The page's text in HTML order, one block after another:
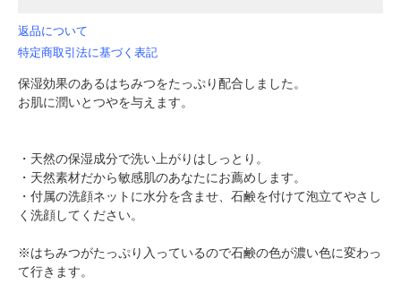
返品について
特定商取引法に基づく表記
保湿効果のあるはちみつをたっぷり配合しました。
お肌に潤いとつやを与えます。
・天然の保湿成分で洗い上がりはしっとり。
・天然素材だから敏感肌のあなたにお薦めします。
・付属の洗顔ネットに水分を含ませ、石鹸を付けて泡立てやさし
く洗顔してください。
※はちみつがたっぷり入っているので石鹸の色が濃い色に変わっ
て行きます。